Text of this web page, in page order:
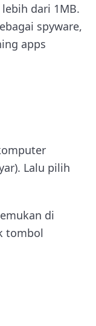
dari 1MB.
spyware,
apps
Lalu pilih
di
tombol